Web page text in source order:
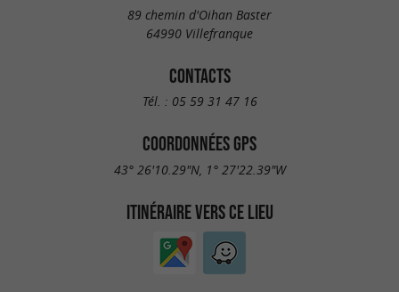
89 chemin d'Oihan Baster
64990 Villefranque
CONTACTS
Tél. : 05 59 31 47 16
COORDONNÉES GPS
43° 26'10.29"N, 1° 27'22.39"W
ITINÉRAIRE VERS CE LIEU